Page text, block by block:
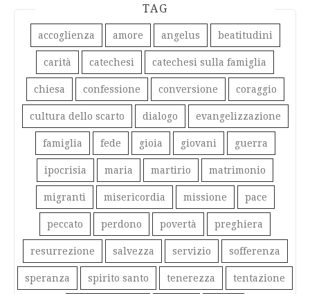
TAG
accoglienza amore angelus beatitudini
carità catechesi catechesi sulla famiglia
chiesa confessione conversione coraggio
cultura dello scarto dialogo evangelizzazione
famiglia fede gioia giovani guerra
ipocrisia maria martirio matrimonio
migranti misericordia missione pace
peccato perdono povertà preghiera
resurrezione salvezza servizio sofferenza
speranza spirito santo tenerezza tentazione